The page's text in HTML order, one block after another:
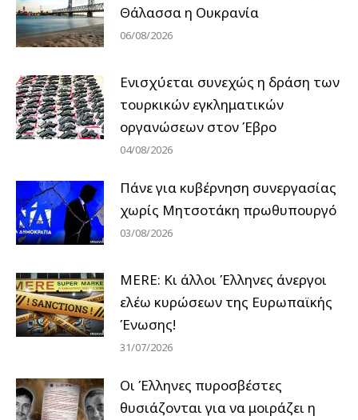
Θάλασσα η Ουκρανία
06/08/2026
Ενισχύεται συνεχώς η δράση των
τουρκικών εγκληματικών
οργανώσεων στον Έβρο
04/08/2026
Πάνε για κυβέρνηση συνεργασίας
χωρίς Μητσοτάκη πρωθυπουργό
03/08/2026
MERE: Κι άλλοι Έλληνες άνεργοι
ελέω κυρώσεων της Ευρωπαϊκής
Ένωσης!
31/07/2026
Οι Έλληνες πυροσβέστες
θυσιάζονται για να μοιράζει η